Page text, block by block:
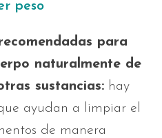
peso
para
naturalmente de
sustancias: hay
ayudan a limpiar el
de manera